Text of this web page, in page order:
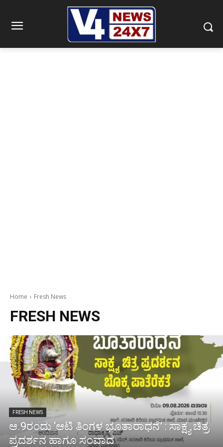
Home Fresh News
FRESH NEWS
FRESH NEWS
ಆ.9ರಂದು ‘ಆಟಿ ತಿಂಗಳ ಭೂತಾರಾಧನೆ’ : ಸಾಕ್ಷ್ಯ ಚಿತ್ರ
ಪ್ರದರ್ಶನ ಹಾಗೂ ಸಂವಾದ